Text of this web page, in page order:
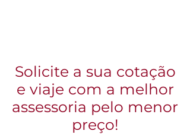
Solicite a sua cotação
e viaje com a melhor
assessoria pelo menor
preço!